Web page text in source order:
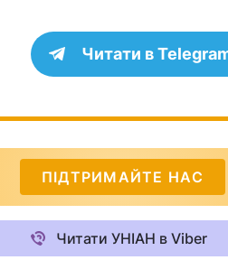
Читати в
ПІДТРИМАЙТЕ НАС
Читати УНІАН в Viber